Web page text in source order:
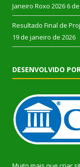
Janeiro Roxo 2026 6
Resultado Final de
19 de janeiro de 2026
DESENVOLVIDO